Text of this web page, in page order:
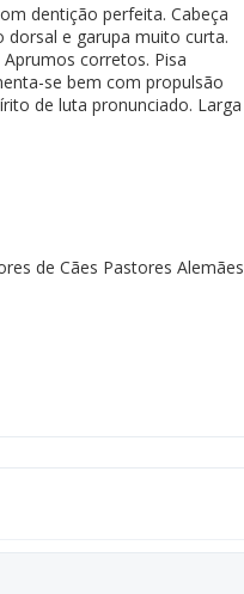
dentição perfeita. Cabeça
dorsal e garupa muito curta.
corretos. Pisa
se bem com propulsão
de luta pronunciado. Larga
de Cães Pastores Alemães